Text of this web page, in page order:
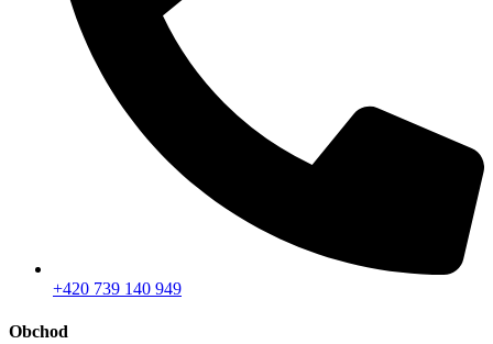
+420 739 140 949
Obchod